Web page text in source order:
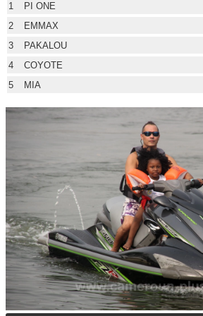
1
PI ONE
2
EMMAX
3
PAKALOU
4
COYOTE
5
MIA